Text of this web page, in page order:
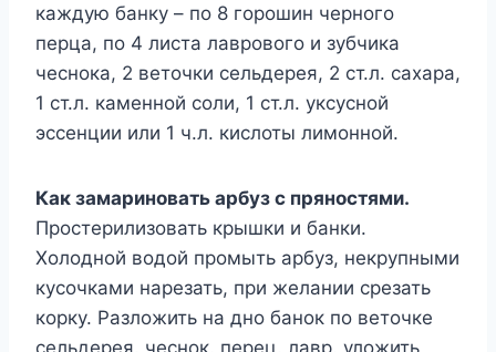
каждую банку – по 8 горошин черного
перца, по 4 листа лаврового и зубчика
чеснока, 2 веточки сельдерея, 2 ст.л. сахара,
1 ст.л. каменной соли, 1 ст.л. уксусной
эссенции или 1 ч.л. кислоты лимонной.
Как замариновать арбуз с пряностями.
Простерилизовать крышки и банки.
Холодной водой промыть арбуз, некрупными
кусочками нарезать, при желании срезать
корку. Разложить на дно банок по веточке
сельдерея, чеснок, перец, лавр, уложить